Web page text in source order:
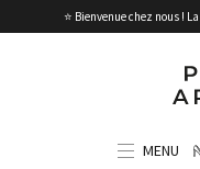
⭐ Bienvenue chez nous !
MENU